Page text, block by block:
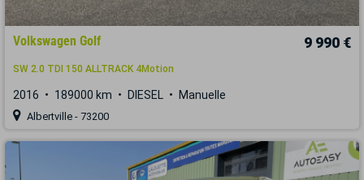
Volkswagen Golf 9 990 €
SW 2.0 TDI 150 ALLTRACK 4Motion
2016 189000 km DIESEL Manuelle
Albertville - 73200